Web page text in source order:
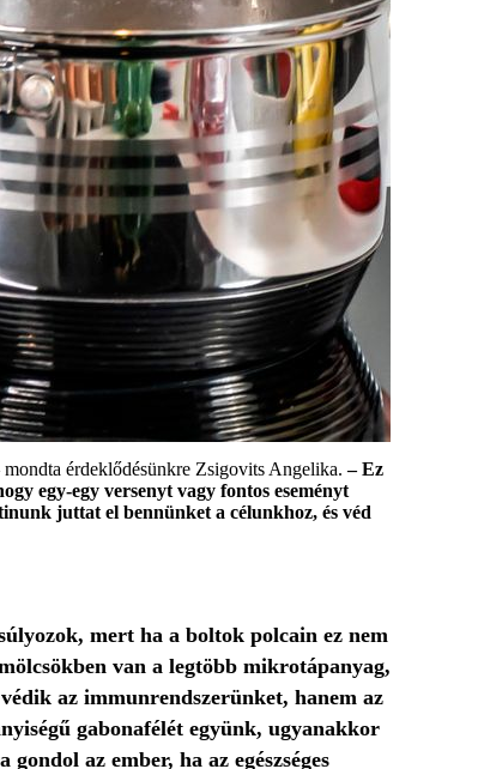
érdeklődésünkre Zsigovits Angelika.– Ez
egy-egy versenyt vagy fontos eseményt
juttat el bennünket a célunkhoz, és véd
mert ha a boltok polcain ez nem
van a legtöbb mikrotápanyag,
az immunrendszerünket, hanem az
gabonafélét együnk, ugyanakkor
az ember, ha az egészséges